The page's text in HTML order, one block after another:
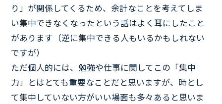
り」が関係してくるため、余計なことを考えてしま
い集中できなくなったという話はよく耳にしたこと
があります（逆に集中できる人もいるかもしれない
ですが）
ただ個人的には、勉強や仕事に関してこの「集中
力」とはとても重要なことだと思いますが、時とし
て集中していない方がいい場面も多々あると思いま